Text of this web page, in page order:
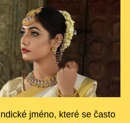
jméno, které se často